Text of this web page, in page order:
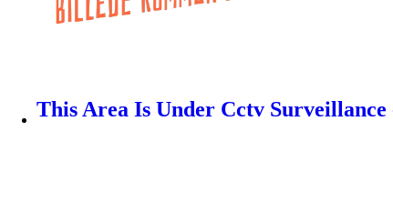
This Area Is Under Cctv